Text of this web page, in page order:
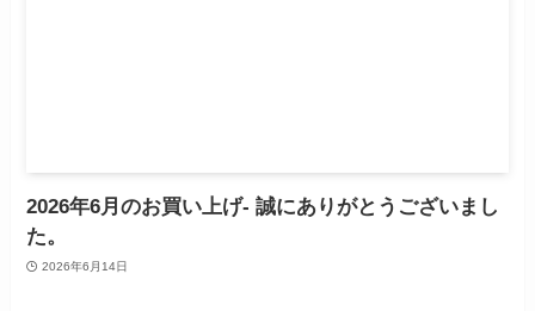
2026年6月のお買い上げ- 誠にありがとうございまし
た。
2026年6月14日